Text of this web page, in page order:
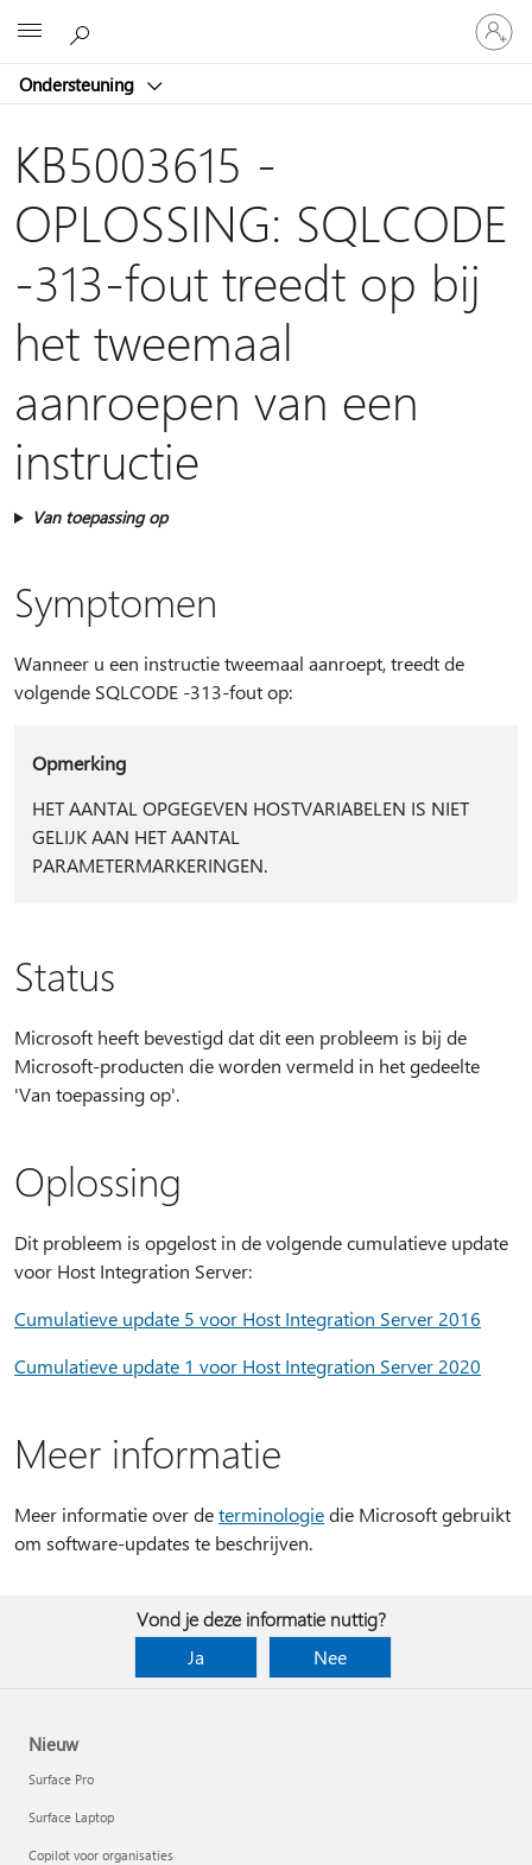
Ondersteuning
Meld
je
aan
je
KB5003615 -
OPLOSSING: SQLCODE
-313-fout treedt op bij
het tweemaal
aanroepen van een
instructie
Van toepassing op
Symptomen
Wanneer u een instructie tweemaal aanroept, treedt de
volgende SQLCODE -313-fout op:
Opmerking
HET AANTAL OPGEGEVEN HOSTVARIABELEN IS NIET
GELIJK AAN HET AANTAL
PARAMETERMARKERINGEN.
Status
Microsoft heeft bevestigd dat dit een probleem is bij de
Microsoft-producten die worden vermeld in het gedeelte
'Van toepassing op'.
Oplossing
Dit probleem is opgelost in de volgende cumulatieve update
voor Host Integration Server:
Cumulatieve update 5 voor Host Integration Server 2016
Cumulatieve update 1 voor Host Integration Server 2020
Meer informatie
Meer informatie over determinologiedie Microsoft gebruikt
om software-updates te beschrijven.
Vond je deze informatie nuttig?
Ja
Nee
Nieuw
Surface Pro
Surface Laptop
Copilot voor organisaties